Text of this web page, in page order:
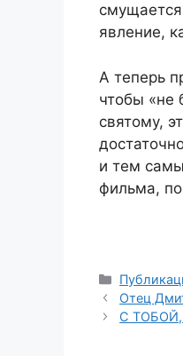
явление,
А теперь
чтобы «не
святому,
и тем
фильма,
Рубрики
Отец
С